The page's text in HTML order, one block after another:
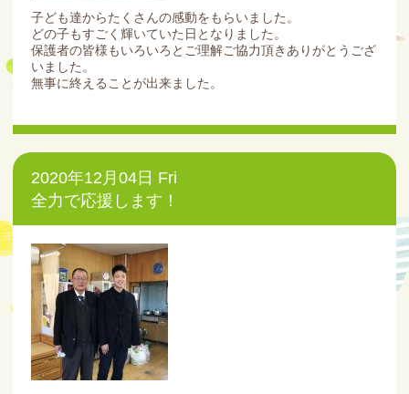
子ども達からたくさんの感動をもらいました。
どの子もすごく輝いていた日となりました。
保護者の皆様もいろいろとご理解ご協力頂きありがとうござ
いました。
無事に終えることが出来ました。
2020年12月04日 Fri
全力で応援します！